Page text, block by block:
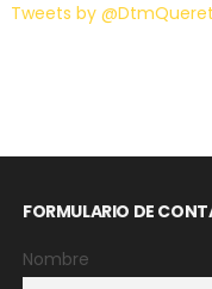
Tweets by
FORMULARIO DE
Nombre